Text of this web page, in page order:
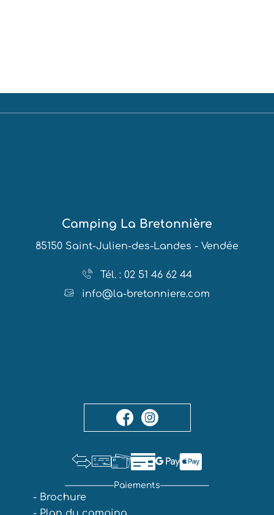
Camping La Bretonnière
85150 Saint-Julien-des-Landes - Vendée
Tél. : 02 51 46 62 44
info@la-bretonniere.com
Paiements
- Brochure